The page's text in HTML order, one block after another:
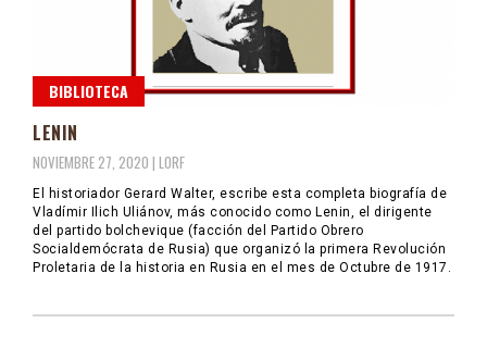
BIBLIOTECA
LENIN
NOVIEMBRE 27, 2020 | LORF
El historiador Gerard Walter, escribe esta completa biografía de
Vladímir Ilich Uliánov, más conocido como Lenin, el dirigente
del partido bolchevique (facción del Partido Obrero
Socialdemócrata de Rusia) que organizó la primera Revolución
Proletaria de la historia en Rusia en el mes de Octubre de 1917.